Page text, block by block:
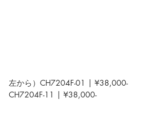
左から） CH7204F-01 | ¥38,000-
CH7204F-11 | ¥38,000-